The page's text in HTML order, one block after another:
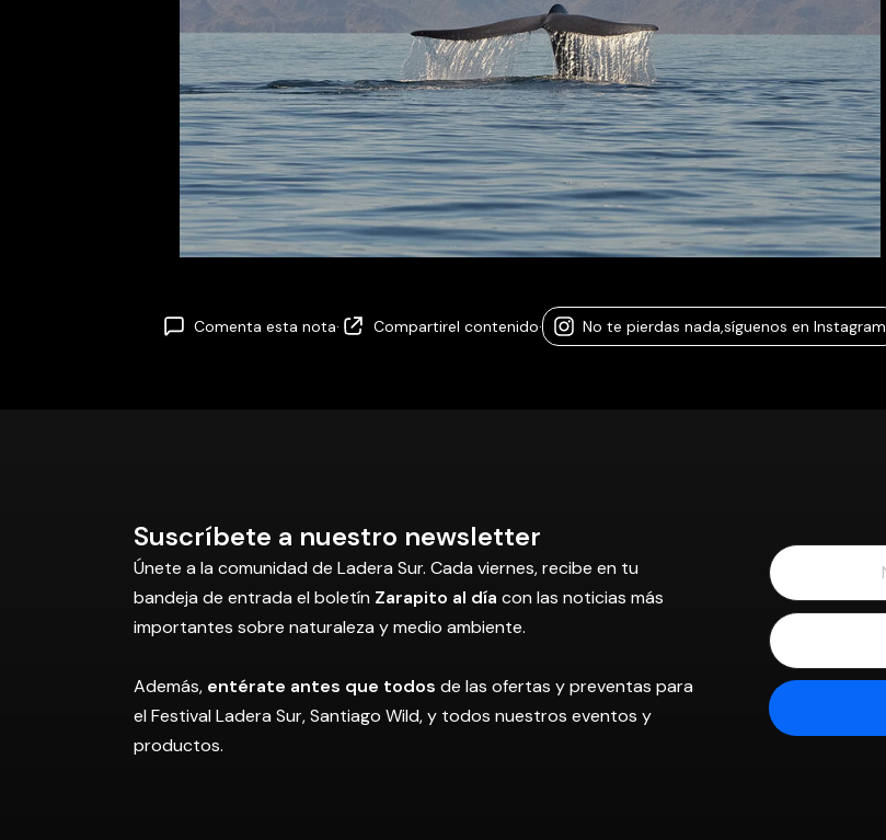
Comenta esta nota· Compartirel contenido· No te pierdas nada,síguenos en Instagram
Suscríbete a nuestro newsletter
Únete a la comunidad de Ladera Sur. Cada viernes, recibe en tu
bandeja de entrada el boletín Zarapito al día con las noticias más
importantes sobre naturaleza y medio ambiente.
Además, entérate antes que todos de las ofertas y preventas para
el Festival Ladera Sur, Santiago Wild, y todos nuestros eventos y
productos.